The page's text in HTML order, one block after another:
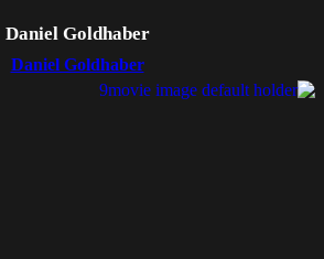
Daniel Goldhaber
Daniel Goldhaber